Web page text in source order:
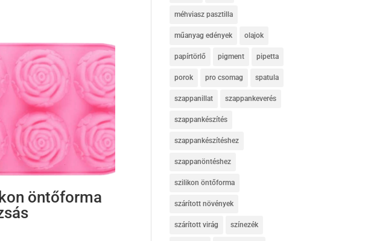
öntőforma
méhviasz pasztilla
műanyag edények olajok
papírtörlő pigment pipetta
porok pro csomag spatula
szappanillat szappankeverés
szappankészítés
szappankészítéshez
szappanöntéshez
szilikon öntőforma
szárított növények
szárított virág színezék